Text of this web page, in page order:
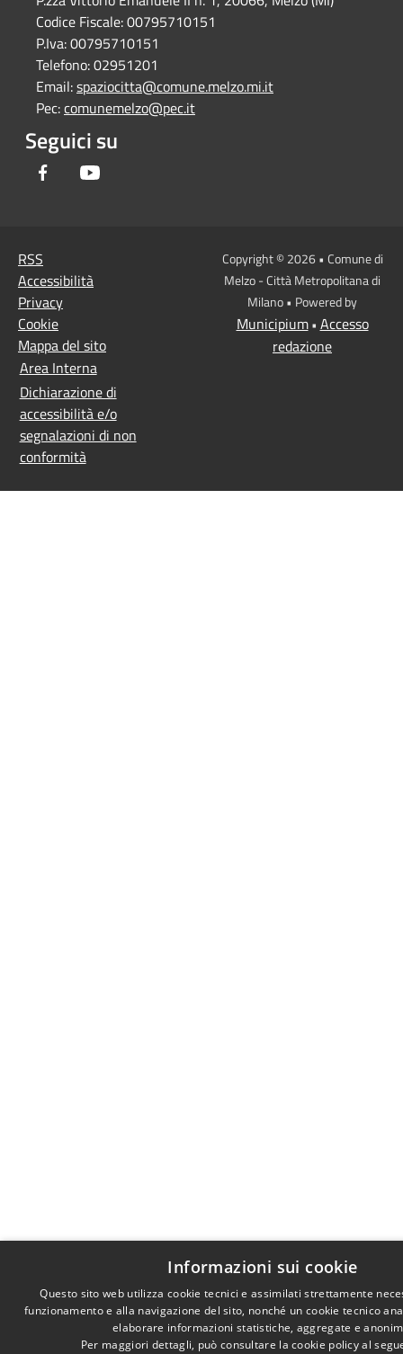
Codice Fiscale:00795710151
P.Iva:00795710151
Telefono:02951201
Email:spaziocitta@comune.melzo.mi.it
Pec:comunemelzo@pec.it
Seguici su
Facebook
RSS
Accessibilità
Privacy
Cookie
Mappa del sito
Area Interna
Dichiarazione di
accessibilità e/o
segnalazioni di non
conformità
Copyright © 2026 • Comune di
Melzo - Città Metropolitana di
Milano • Powered by
Municipium• Accesso
redazione
Informazioni sui cookie
Questo sito web utilizza cookie tecnici e assimilati strettamente
funzionamento e alla navigazione del sito, nonché un cookie tecnico
elaborare informazioni statistiche, aggregate e
Per maggiori dettagli, può consultare la cookie policy al